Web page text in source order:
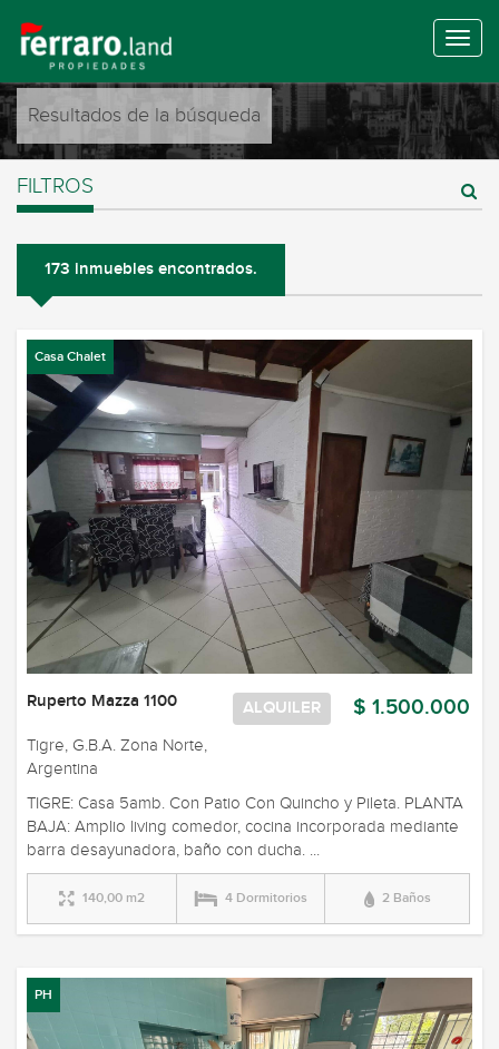
Resultados de la búsqueda
FILTROS
173 inmuebles encontrados.
Casa Chalet
$ 1.500.000
ALQUILER
Ruperto Mazza 1100
Tigre, G.B.A. Zona Norte,
Argentina
TIGRE: Casa 5amb. Con Patio Con Quincho y Pileta. PLANTA
BAJA: Amplio living comedor, cocina incorporada mediante
barra desayunadora, baño con ducha. ...
140,00 m2 4 Dormitorios 2 Baños
PH